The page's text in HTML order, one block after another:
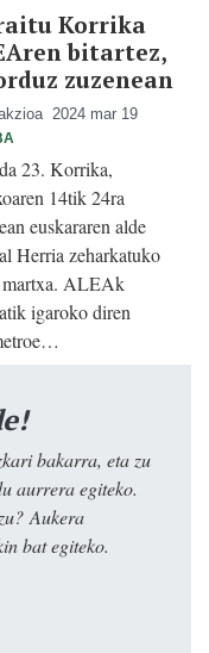
Korrika
bitartez,
zuzenean
2024 mar 19
23. Korrika,
14tik 24ra
euskararen alde
Herria zeharkatuko
martxa. ALEAk
igaroko diren
bakarra, eta zu
aurrera egiteko.
Aukera
bat egiteko.